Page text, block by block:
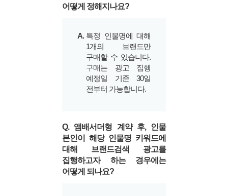
어떻게 정해지나요?
A. 특정 인물명에 대해
1개의 브랜드만
구매할 수 있습니다.
구매는 광고 집행
예정일 기준 30일
전부터 가능합니다.
Q. 앰배서더형 계약 후, 인물
본인이 해당 인물명 키워드에
대해 브랜드검색 광고를
집행하고자 하는 경우에는
어떻게 되나요?